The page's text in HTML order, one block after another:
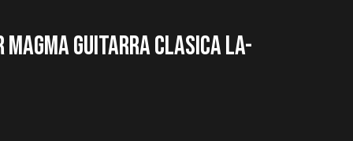
Guitarra Clasica La-